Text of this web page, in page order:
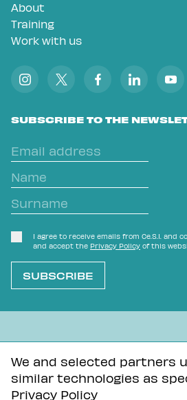
We and selected partners
similar technologies as
Privacy Policy
About
Training
Work with us
SUBSCRIBE TO THE
I agree to receive emails from Ce.S.I. and
and accept the Privacy Policy of this
Privacy Policy
Tutti i contenuti di questa